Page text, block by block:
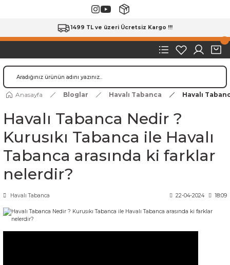
1499 TL ve üzeri Ücretsiz Kargo !!!
Anasayfa Bloglar Havalı Tabanca Havalı
Havalı Tabanca Nedir ?
Kurusıkı Tabanca ile Havalı
Tabanca arasında ki farklar
nelerdir?
Havalı Tabanca 22-04-2024 18:09